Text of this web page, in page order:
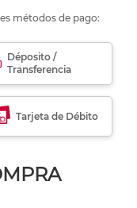
métodos de pago:
Déposito /
Transferencia
Tarjeta de Débito